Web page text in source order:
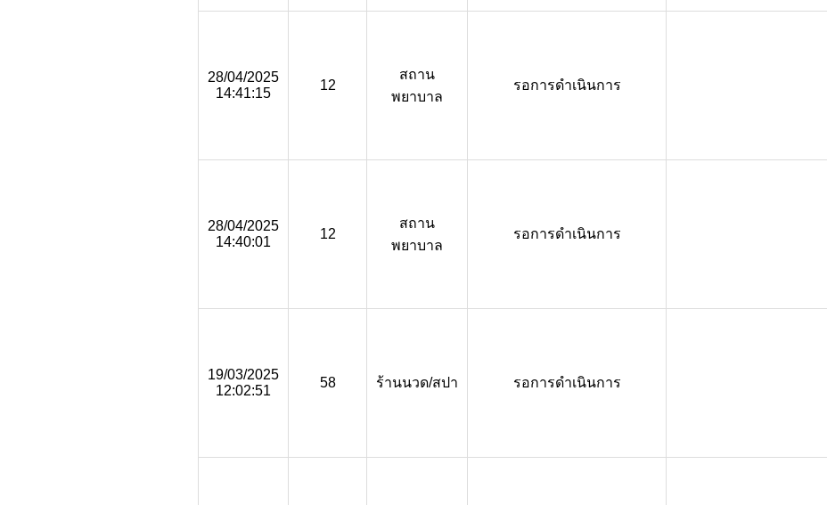
28/04/2025
14:41:15
12
สถาน
พยาบาล
รอการดำเนินการ
28/04/2025
14:40:01
12
สถาน
พยาบาล
รอการดำเนินการ
19/03/2025
12:02:51
58 ร้านนวด/สปา รอการดำเนินการ